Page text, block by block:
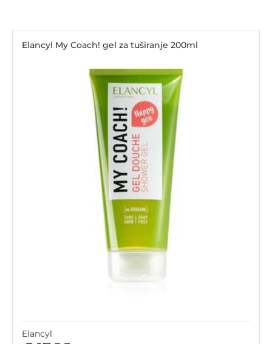
Elancyl My Coach! gel za tuširanje 200ml
Elancyl